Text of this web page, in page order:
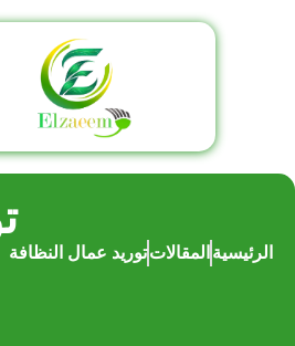
الرئيسية المقالاتتوريد عمال النظافة